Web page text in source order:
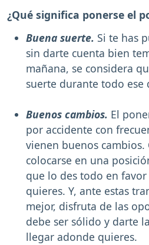
¿Qué significa ponerse el
Buena suerte. Si te has
sin darte cuenta bien
mañana, se considera
suerte durante todo ese
Buenos cambios. El
por accidente con
vienen buenos
colocarse en una
que lo des todo en
quieres. Y, ante estas
mejor, disfruta de las
debe ser sólido y darte
llegar adonde quieres.